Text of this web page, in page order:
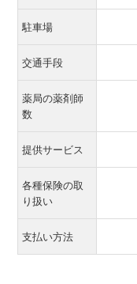
駐車場
交通手段
薬局の薬剤師
数
提供サービス
各種保険の取
り扱い
支払い方法